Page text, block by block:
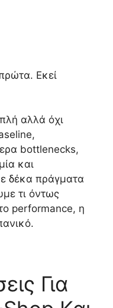
Εκεί
αλλά όχι
bottlenecks,
και
δέκα πράγματα
τι όντως
performance, η
Για